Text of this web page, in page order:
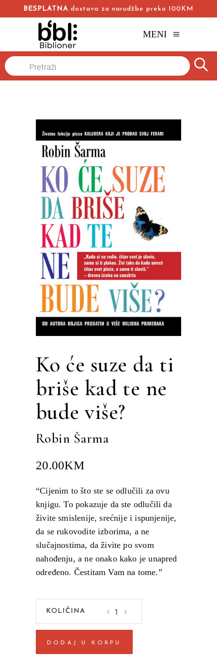
BESPLATNA dostava za narudžbe preko 100KM
MENI
Products
search
Ko će suze da ti
briše kad te ne
bude više?
Robin Šarma
20.00KM
“Cijenim to što ste se odlučili za ovu
knjigu. To pokazuje da ste odlučili da
živite smislenije, srećnije i ispunjenije,
da se rukovodite izborima, a ne
slučajnostima, da živite po svom
nahođenju, a ne onako kako je unapred
određeno. Čestitam Vam na tome.”
suze
da
DODAJ U KORPU